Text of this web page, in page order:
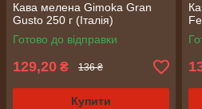
Кава мелена Gimoka Gran
Gusto 250 г (Італія)
Готово до відправки
129,20 ₴ 136 ₴
Купити